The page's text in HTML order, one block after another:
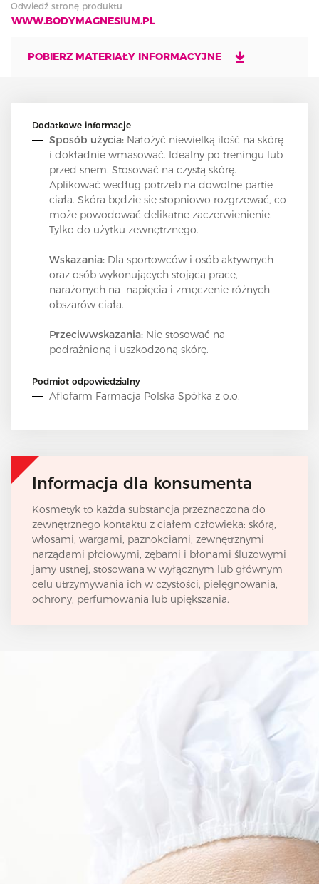
Odwiedź stronę produktu
WWW.BODYMAGNESIUM.PL
POBIERZ MATERIAŁY INFORMACYJNE
Dodatkowe informacje
Sposób użycia: Nałożyć niewielką ilość na skórę
i dokładnie wmasować. Idealny po treningu lub
przed snem. Stosować na czystą skórę.
Aplikować według potrzeb na dowolne partie
ciała. Skóra będzie się stopniowo rozgrzewać, co
może powodować delikatne zaczerwienienie.
Tylko do użytku zewnętrznego.
Wskazania: Dla sportowców i osób aktywnych
oraz osób wykonujących stojącą pracę,
narażonych na napięcia i zmęczenie różnych
obszarów ciała.
Przeciwwskazania: Nie stosować na
podrażnioną i uszkodzoną skórę.
Podmiot odpowiedzialny
Aflofarm Farmacja Polska Spółka z o.o.
Informacja dla konsumenta
Kosmetyk to każda substancja przeznaczona do
zewnętrznego kontaktu z ciałem człowieka: skórą,
włosami, wargami, paznokciami, zewnętrznymi
narządami płciowymi, zębami i błonami śluzowymi
jamy ustnej, stosowana w wyłącznym lub głównym
celu utrzymywania ich w czystości, pielęgnowania,
ochrony, perfumowania lub upiększania.